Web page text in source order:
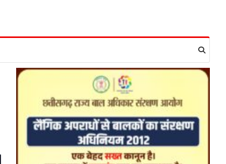
दर्जा, सरकारी नौकरी का रास्ता साफ
रायपुर। छत्तीसगढ़ के खिलाड़ियों का करीब आठ
साल लंबा इंतजार आखिरकार खत्म हो गया।
राज्य…
बड़ी खबर हमारे राज्य
छत्तीसगढ़ की नई उड़ान: 500 करोड़ के
AI मिशन, BEML प्लांट समेत 7 बड़े
फैसलों पर कैबिनेट की मुहर